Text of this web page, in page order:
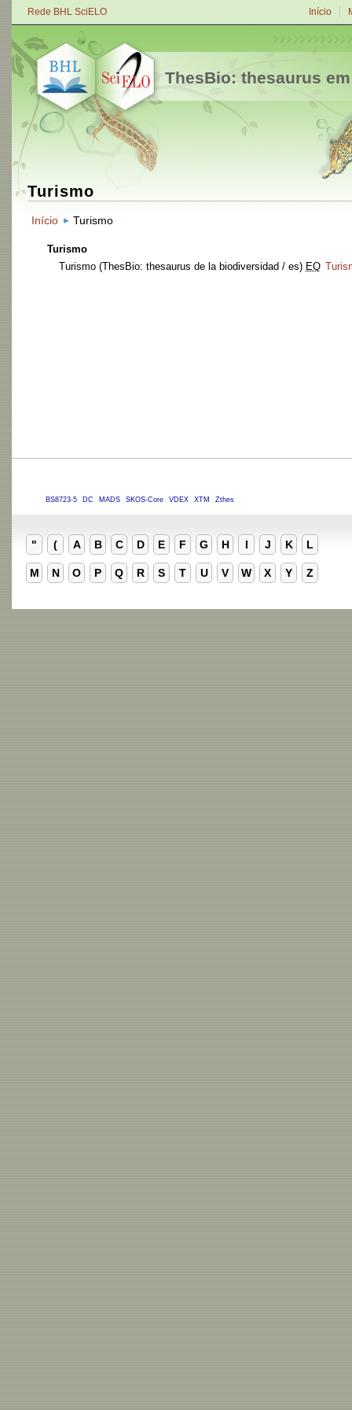
Rede BHL SciELO Início
ThesBio: thesaurus
Turismo
Início Turismo
Turismo
Turismo (ThesBio: thesaurus de la biodiversidad / es) EQ
BS8723-5 DC MADS SKOS-Core VDEX XTM Zthes
" ( A B C D E F G H I J K L
M N O P Q R S T U V W X Y Z